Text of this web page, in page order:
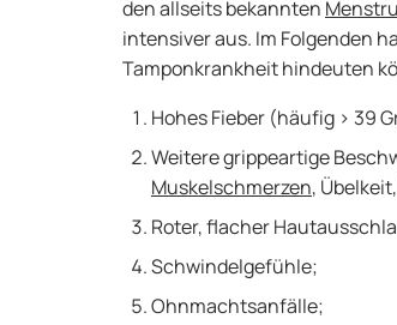
den allseits bekannten
intensiver aus. Im Folgenden
Tamponkrankheit hindeuten
Hohes Fieber (häufig > 39
Weitere grippeartige
Muskelschmerzen,
Roter, flacher
Schwindelgefühle;
Ohnmachtsanfälle;